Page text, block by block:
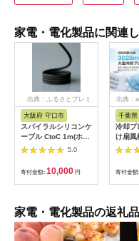
家電・電化製品に関連
出典：ふるさとプレミ
大阪府 守口市
スパイラルシリコンケ
ーブル CtoC 1m(ホワ
イト) [2558]
5.0
寄付金額: 10,000 円
出典：
千葉県
冷却プ
け扇風
ビー
寄付金額:
家電・電化製品の返礼